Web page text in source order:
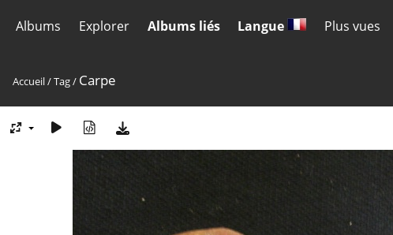
Albums Explorer Albums liés Langue Plus vues
Accueil/Tag/ Carpe